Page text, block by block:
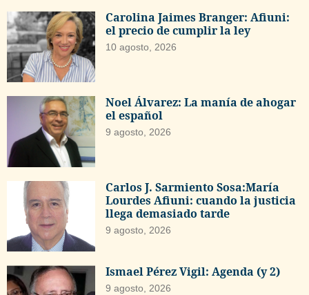
Carolina Jaimes Branger: Afiuni:
el precio de cumplir la ley
10 agosto, 2026
Noel Álvarez: La manía de ahogar
el español
9 agosto, 2026
Carlos J. Sarmiento Sosa:María
Lourdes Afiuni: cuando la justicia
llega demasiado tarde
9 agosto, 2026
Ismael Pérez Vigil: Agenda (y 2)
9 agosto, 2026